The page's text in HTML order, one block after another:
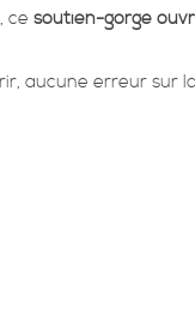
ce soutien-gorge
aucune erreur sur